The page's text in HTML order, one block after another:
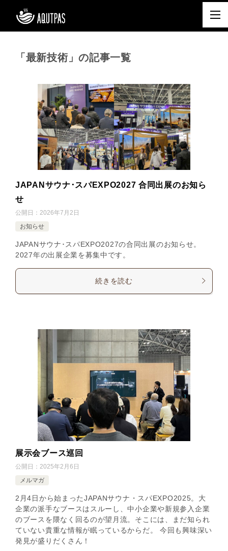
「最新技術」の記事一覧
JAPANサウナ･スパEXPO2027 合同出展のお知ら
せ
公開日： 2026年7月2日
お知らせ
JAPANサウナ･スパEXPO2027の合同出展のお知らせ。
2027年の出展企業を募集中です。
続きを読む
展示会ブース巡回
公開日： 2025年2月6日
メルマガ
2月4日から始まったJAPANサウナ・スパEXPO2025。大
企業の派手なブースはスルーし、中小企業や新規参入企業
のブースを隈なく回るのが望月流。そこには、まだ知られ
ていない貴重な情報が眠っているからだ。 今回も興味深い
発見が盛りだくさん！